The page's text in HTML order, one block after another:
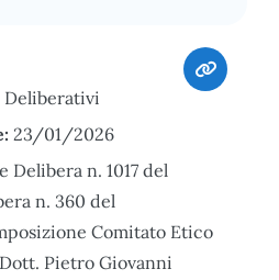
23/01/2026
Delibera n. 1017 del
n. 360 del
Comitato Etico
Pietro Giovanni